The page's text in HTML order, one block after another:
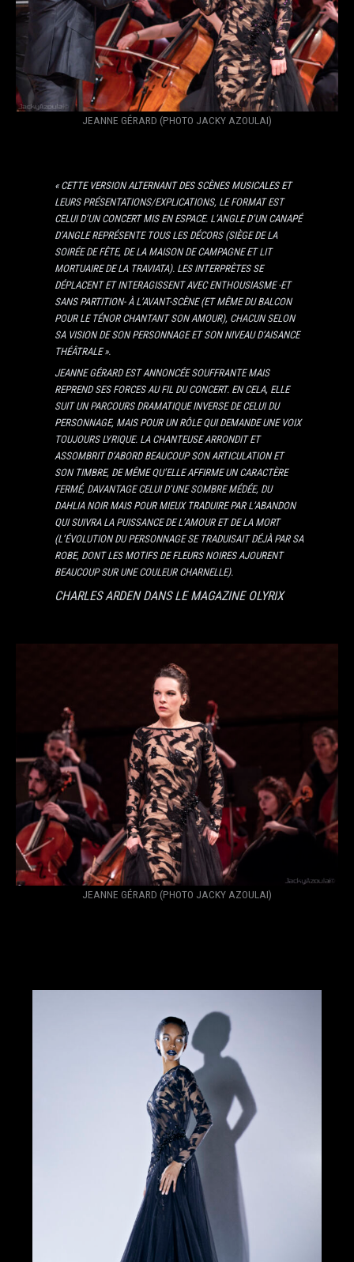
JEANNE GÉRARD (PHOTO JACKY AZOULAI)
« CETTE VERSION ALTERNANT DES SCÈNES MUSICALES ET
LEURS PRÉSENTATIONS/EXPLICATIONS, LE FORMAT EST
CELUI D’UN CONCERT MIS EN ESPACE. L’ANGLE D’UN CANAPÉ
D’ANGLE REPRÉSENTE TOUS LES DÉCORS (SIÈGE DE LA
SOIRÉE DE FÊTE, DE LA MAISON DE CAMPAGNE ET LIT
MORTUAIRE DE LA TRAVIATA). LES INTERPRÈTES SE
DÉPLACENT ET INTERAGISSENT AVEC ENTHOUSIASME -ET
SANS PARTITION- À L’AVANT-SCÈNE (ET MÊME DU BALCON
POUR LE TÉNOR CHANTANT SON AMOUR), CHACUN SELON
SA VISION DE SON PERSONNAGE ET SON NIVEAU D’AISANCE
THÉÂTRALE ».
JEANNE GÉRARD EST ANNONCÉE SOUFFRANTE MAIS
REPREND SES FORCES AU FIL DU CONCERT. EN CELA, ELLE
SUIT UN PARCOURS DRAMATIQUE INVERSE DE CELUI DU
PERSONNAGE, MAIS POUR UN RÔLE QUI DEMANDE UNE VOIX
TOUJOURS LYRIQUE. LA CHANTEUSE ARRONDIT ET
ASSOMBRIT D’ABORD BEAUCOUP SON ARTICULATION ET
SON TIMBRE, DE MÊME QU’ELLE AFFIRME UN CARACTÈRE
FERMÉ, DAVANTAGE CELUI D’UNE SOMBRE MÉDÉE, DU
DAHLIA NOIR MAIS POUR MIEUX TRADUIRE PAR L’ABANDON
QUI SUIVRA LA PUISSANCE DE L’AMOUR ET DE LA MORT
(L’ÉVOLUTION DU PERSONNAGE SE TRADUISAIT DÉJÀ PAR SA
ROBE, DONT LES MOTIFS DE FLEURS NOIRES AJOURENT
BEAUCOUP SUR UNE COULEUR CHARNELLE).
CHARLES ARDEN DANS LE MAGAZINE OLYRIX
JEANNE GÉRARD (PHOTO JACKY AZOULAI)